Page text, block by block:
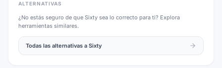
ALTERNATIVAS
¿No estás seguro de que Sixty sea lo correcto para ti? Explora
herramientas similares.
Todas las alternativas a Sixty